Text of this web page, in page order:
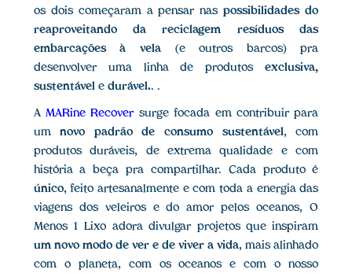
os dois começaram a pensar naspossibilidades do
reaproveitando da reciclagem resíduos das
embarcações à vela(e outros barcos) pra
desenvolver uma linha de produtos exclusiva,
sustentável e durável.. .
A MARine Recover surge focada em contribuir para
umnovo padrão de consumo sustentável, com
produtos duráveis, de extrema qualidade e com
história a beça pra compartilhar. Cada produto é
único, feito artesanalmente e com toda a energia das
viagens dos veleiros e do amor pelos oceanos, O
Menos 1 Lixo adora divulgar projetos que inspiram
um novo modo de ver e de viver a vida, mais alinhado
com o planeta, com os oceanos e com o nosso